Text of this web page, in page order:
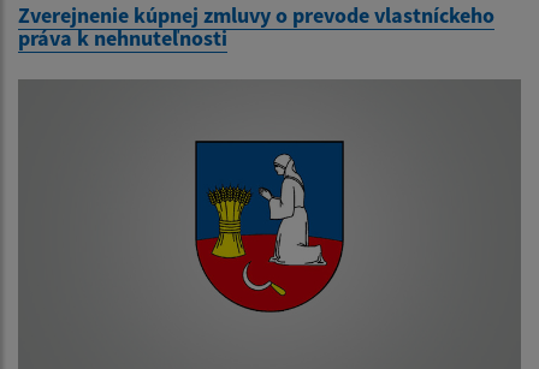
Zverejnenie kúpnej zmluvy o prevode vlastníckeho
práva k nehnuteľnosti